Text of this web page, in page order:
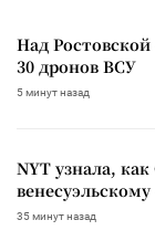
Над
30 дронов ВСУ
5 минут назад
NYT узнала,
35 минут назад